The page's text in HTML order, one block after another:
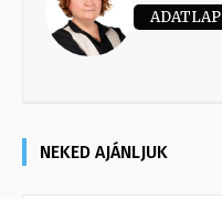
ADATLAP
NEKED AJÁNLJUK